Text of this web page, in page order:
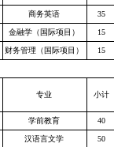
商务英语 35
金融学（国际项目） 15
财务管理（国际项目） 15
专业 小计
学前教育 40
汉语言文学 50